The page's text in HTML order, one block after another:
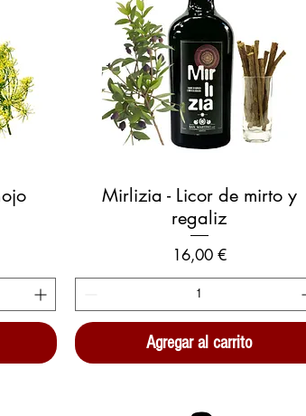
Vista rápida
Mirlizia - Licor de mirto y
regaliz
Precio
16,00 €
Agregar al carrito